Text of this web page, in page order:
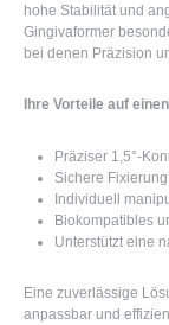
hohe Stabilität und
Gingivaformer
bei denen Präzision
Ihre Vorteile auf
Präziser 1,5°-
Sichere
Individuell
Biokompatibles
Unterstützt eine
Eine zuverlässige
anpassbar und